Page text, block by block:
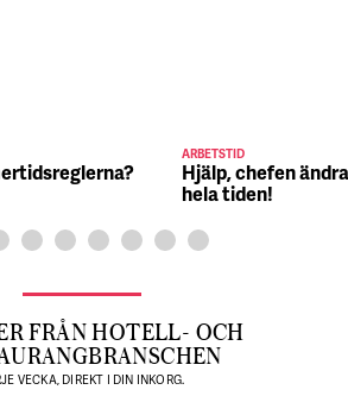
ARBETSTID
Hjälp, chefen
hela tiden!
FRÅN HOTELL- OCH
VECKA, DIREKT I DIN INKORG.